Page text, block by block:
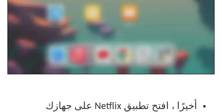
أخيرًا ، افتح تطبيق Netflix على جهازك